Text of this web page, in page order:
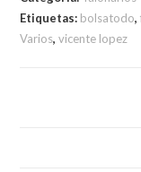
TRIPLICADO
cantidad
Etiquetas: bolsatodo,
Varios,vicente lopez